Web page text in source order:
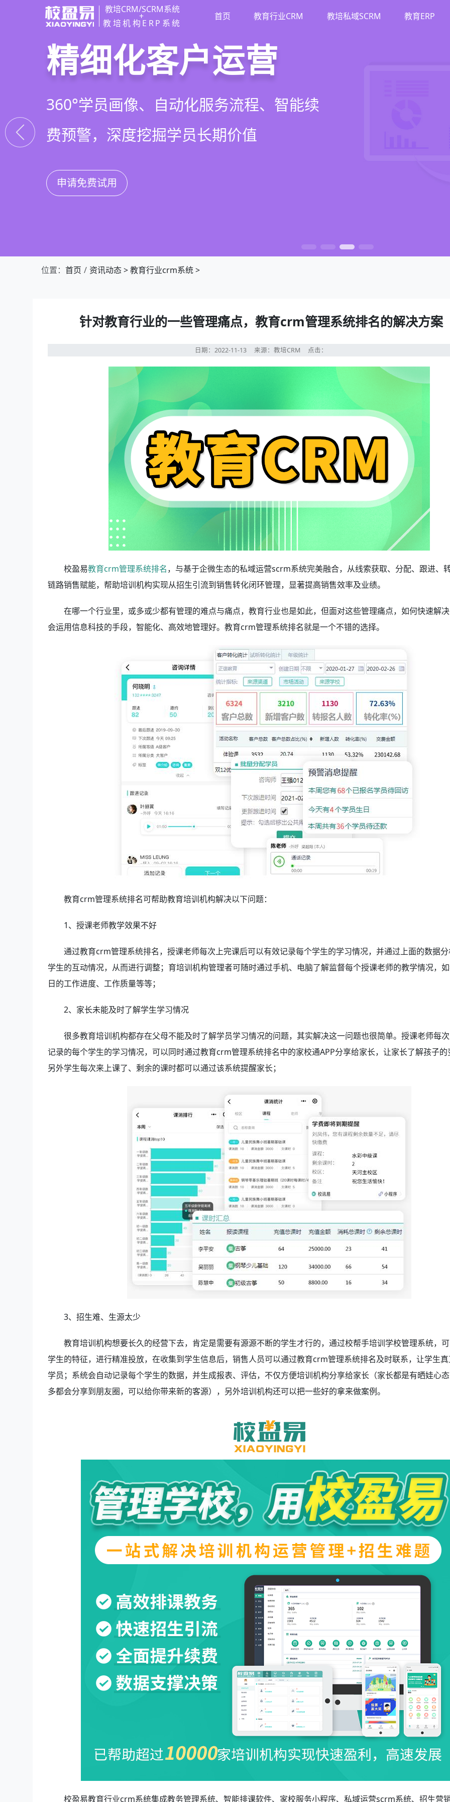
教培CRM/SCRM系统
+
教培机构ERP系统
首页 教育行业CRM 教培私域SCRM 教育ERP
教培行业CRM
以学员为中心，打通从引流、转化、教学到
复购转介绍的全生命周期增长引擎
申请免费试用
智能销售漏斗
线索自动分配、标准化跟单、试听转化分
析，打造高绩效招生团队
申请免费试用
精细化客户运营
360°学员画像、自动化服务流程、智能续
费预警，深度挖掘学员长期价值
申请免费试用
私域招生与裂变
集成企微SCRM、小程序商城、丰富裂变工
具，实现低成本口碑增长
申请免费试用
位置： 首页 资讯动态>教育行业crm系统>
针对教育行业的一些管理痛点，教育crm管理系统排名的解决方案
日期：2022-11-13来源：教培CRM 点击：
校盈易教育crm管理系统排名，与基于企微生态的私域运营scrm系统完美融合，从线索获取、分配、跟进、
链路销售赋能，帮助培训机构实现从招生引流到销售转化闭环管理，显著提高销售效率及业绩。
在哪一个行业里，或多或少都有管理的难点与痛点，教育行业也是如此，但面对这些管理痛点，如何快速解
会运用信息科技的手段，智能化、高效地管理好。教育crm管理系统排名就是一个不错的选择。
教育crm管理系统排名可帮助教育培训机构解决以下问题：
1、授课老师教学效果不好
通过教育crm管理系统排名，授课老师每次上完课后可以有效记录每个学生的学习情况，并通过上面的数据
学生的互动情况，从而进行调整；育培训机构管理者可随时通过手机、电脑了解监督每个授课老师的教学情况，
日的工作进度、工作质量等等；
2、家长未能及时了解学生学习情况
很多教育培训机构都存在父母不能及时了解学员学习情况的问题，其实解决这一问题也很简单。授课老师每
记录的每个学生的学习情况，可以同时通过教育crm管理系统排名中的家校通APP分享给家长，让家长了解孩子的
另外学生每次来上课了、剩余的课时都可以通过该系统提醒家长；
3、招生难、生源太少
教育培训机构想要长久的经营下去，肯定是需要有源源不断的学生才行的，通过校帮手培训学校管理系统，
学生的特征，进行精准投放，在收集到学生信息后，销售人员可以通过教育crm管理系统排名及时联系，让学生
学员；系统会自动记录每个学生的数据，并生成报表、评估，不仅方便培训机构分享给家长（家长都是有晒娃心
多都会分享到朋友圈，可以给你带来新的客源），另外培训机构还可以把一些好的拿来做案例。
校盈易教育行业crm系统集成教务管理系统、智能排课软件、家校服务小程序、私域运营scrm系统、招生营